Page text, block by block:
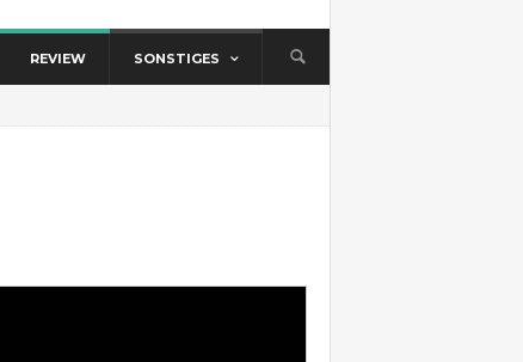
REVIEW SONSTIGES